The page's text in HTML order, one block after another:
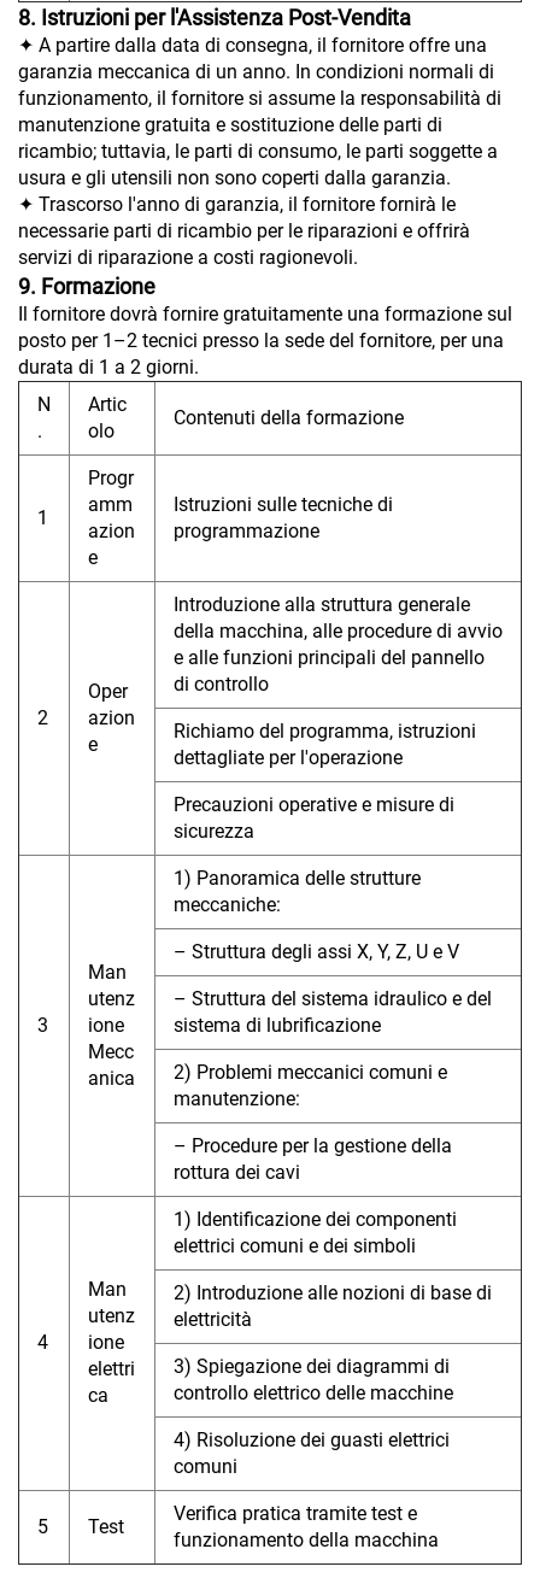
8. Istruzioni per l'Assistenza Post-Vendita
✦ A partire dalla data di consegna, il fornitore offre una
garanzia meccanica di un anno. In condizioni normali di
funzionamento, il fornitore si assume la responsabilità di
manutenzione gratuita e sostituzione delle parti di
ricambio; tuttavia, le parti di consumo, le parti soggette a
usura e gli utensili non sono coperti dalla garanzia.
✦ Trascorso l'anno di garanzia, il fornitore fornirà le
necessarie parti di ricambio per le riparazioni e offrirà
servizi di riparazione a costi ragionevoli.
9. Formazione
Il fornitore dovrà fornire gratuitamente una formazione sul
posto per 1–2 tecnici presso la sede del fornitore, per una
durata di 1 a 2 giorni.
N
.
Artic
olo
Contenuti della formazione
1
Progr
amm
azion
e
Istruzioni sulle tecniche di
programmazione
2
Oper
azion
e
Introduzione alla struttura generale
della macchina, alle procedure di avvio
e alle funzioni principali del pannello
di controllo
Richiamo del programma, istruzioni
dettagliate per l'operazione
Precauzioni operative e misure di
sicurezza
3
Man
utenz
ione
Mecc
anica
1) Panoramica delle strutture
meccaniche:
– Struttura degli assi X, Y, Z, U e V
– Struttura del sistema idraulico e del
sistema di lubrificazione
2) Problemi meccanici comuni e
manutenzione:
– Procedure per la gestione della
rottura dei cavi
4
Man
utenz
ione
elettri
ca
1) Identificazione dei componenti
elettrici comuni e dei simboli
2) Introduzione alle nozioni di base di
elettricità
3) Spiegazione dei diagrammi di
controllo elettrico delle macchine
4) Risoluzione dei guasti elettrici
comuni
5 Test
Verifica pratica tramite test e
funzionamento della macchina